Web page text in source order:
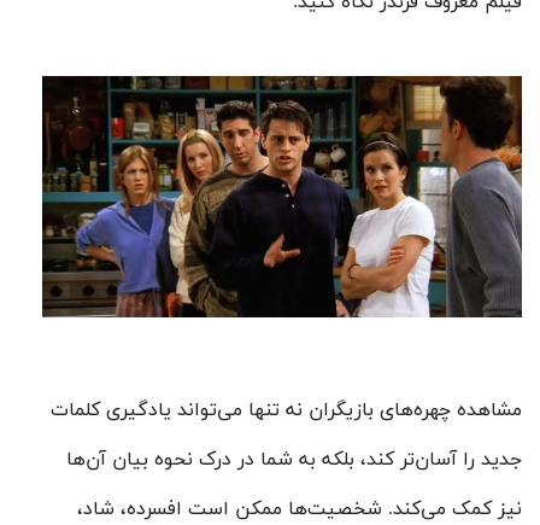
مشاهده چهره‌های بازیگران نه تنها می‌تواند یادگیری کلمات
جدید را آسان‌تر کند، بلکه به شما در درک نحوه بیان آن‌ها
نیز کمک می‌کند. شخصیت‌ها ممکن است افسرده، شاد،